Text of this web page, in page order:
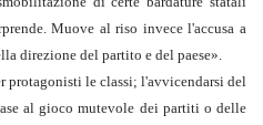
Muove al riso invece l'accusa a
direzione del partito e del paese».
protagonisti le classi; l'avvicendarsi del
al gioco mutevole dei partiti o delle